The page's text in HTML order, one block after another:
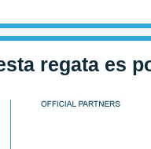
regata es